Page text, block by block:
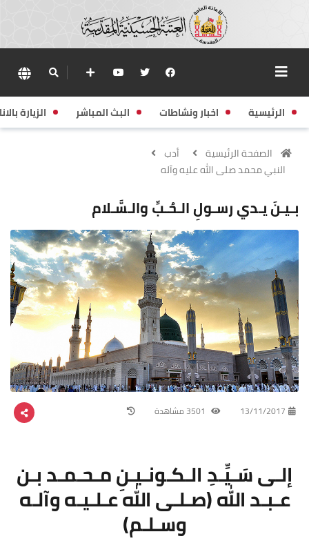
الرئيسية اخبار ونشاطات البث المباشر الزيارة
الصفحة الرئيسية
أدب
النبي محمد صلى الله عليه وآله
بـيـنَ يـدي رسـولِ الـحُـبِّ والـسَّـلام
13/11/2017
إلـى سَـيِّـدِ الـكـونـيـنِ مـحـمـد بـن
عـبـد الله (صـلـى الله عـلـيـه وآلـه
وسـلـم)